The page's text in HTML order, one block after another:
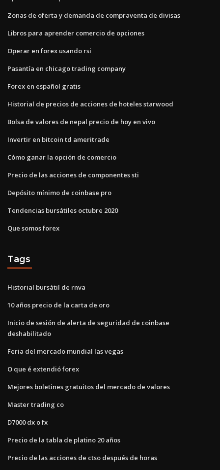
Zonas de oferta y demanda de compraventa de divisas
Libros para aprender comercio de opciones
Operar en forex usando rsi
Pasantía en chicago trading company
Forex en español gratis
Historial de precios de acciones de hoteles starwood
Bolsa de valores de nepal precio de hoy en vivo
Invertir en bitcoin td ameritrade
Cómo ganar la opción de comercio
Precio de las acciones de componentes sti
Depósito mínimo de coinbase pro
Tendencias bursátiles octubre 2020
Que somos forex
Tags
Historial bursátil de rnva
10 años precio de la carta de oro
Inicio de sesión de alerta de seguridad de coinbase
deshabilitado
Feria del mercado mundial las vegas
O que é extendió forex
Mejores boletines gratuitos del mercado de valores
Master trading co
D7000 dx o fx
Precio de la tabla de platino 20 años
Precio de las acciones de ctso después de horas